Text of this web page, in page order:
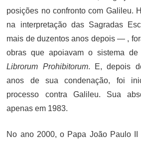
posições no confronto com Galileu.
na interpretação das Sagradas
mais de duzentos anos depois — ,
obras que apoiavam o sistema de
Librorum Prohibitorum. E, depois
anos de sua condenação, foi
processo contra Galileu. Sua
apenas em 1983.
No ano 2000, o Papa João Paulo II